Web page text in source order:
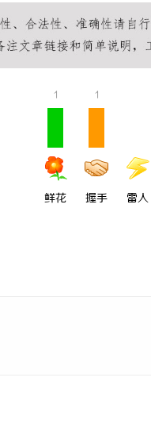
1
鲜花
1
握手 雷人
锡条，焊锡球，焊锡丝